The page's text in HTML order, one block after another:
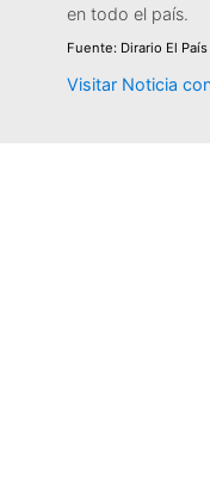
en todo el país.
Fuente: Dirario El País
Visitar Noticia